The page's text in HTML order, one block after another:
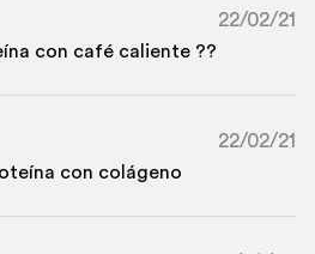
con café caliente ??
22/02/21
con colágeno
22/02/21